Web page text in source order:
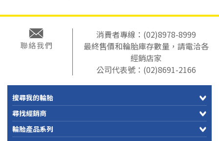
消費者專線： (02)8978-8999
最終售價和輪胎庫存數量，請電洽各
經銷店家
公司代表號： (02)8691-2166
搜尋我的輪胎
尋找經銷商
輪胎產品系列